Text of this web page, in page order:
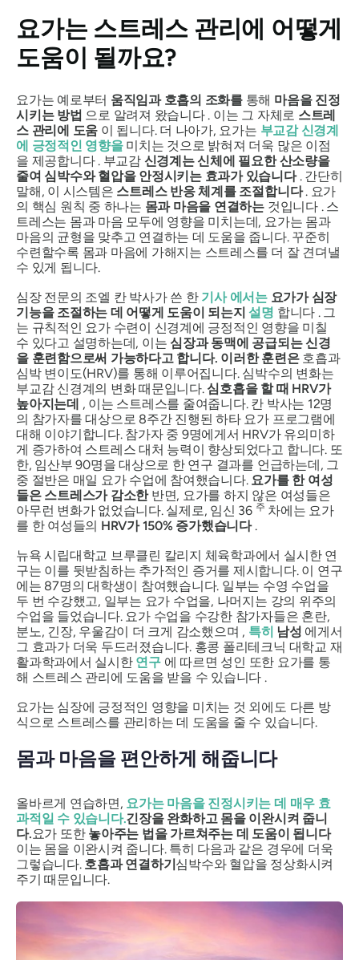
요가는 스트레스 관리에 어떻게
도움이 될까요?
요가는 예로부터 움직임과 호흡의 조화를통해 마음을 진정
시키는 방법 으로 알려져 왔습니다 . 이는 그 자체로 스트레
스 관리에 도움 이 됩니다. 더 나아가, 요가는 부교감 신경계
에 긍정적인 영향을미치는 것으로 밝혀져 더욱 많은 이점
을 제공합니다 . 부교감 신경계는 신체에 필요한 산소량을
줄여 심박수와 혈압을 안정시키는 효과가 있습니다. 간단히
말해, 이 시스템은 스트레스 반응 체계를 조절합니다. 요가
의 핵심 원칙 중 하나는 몸과 마음을 연결하는 것입니다 . 스
트레스는 몸과 마음 모두에 영향을 미치는데, 요가는 몸과
마음의 균형을 맞추고 연결하는 데 도움을 줍니다. 꾸준히
수련할수록 몸과 마음에 가해지는 스트레스를 더 잘 견뎌낼
수 있게 됩니다.
심장 전문의 조엘 칸 박사가 쓴 한 기사 에서는 요가가 심장
기능을 조절하는 데 어떻게 도움이 되는지설명 합니다 . 그
는 규칙적인 요가 수련이 신경계에 긍정적인 영향을 미칠
수 있다고 설명하는데, 이는 심장과 동맥에 공급되는 신경
을 훈련함으로써 가능하다고 합니다. 이러한 훈련은호흡과
심박 변이도(HRV)를 통해 이루어집니다. 심박수의 변화는
부교감 신경계의 변화 때문입니다. 심호흡을 할 때 HRV가
높아지는데 , 이는 스트레스를 줄여줍니다. 칸 박사는 12명
의 참가자를 대상으로 8주간 진행된 하타 요가 프로그램에
대해 이야기합니다. 참가자 중 9명에게서 HRV가 유의미하
게 증가하여 스트레스 대처 능력이 향상되었다고 합니다. 또
한, 임산부 90명을 대상으로 한 연구 결과를 언급하는데, 그
중 절반은 매일 요가 수업에 참여했습니다. 요가를 한 여성
들은 스트레스가 감소한반면, 요가를 하지 않은 여성들은
아무런 변화가 없었습니다. 실제로, 임신 36 주 차에는 요가
를 한 여성들의 HRV가 150% 증가했습니다.
뉴욕 시립대학교 브루클린 칼리지 체육학과에서 실시한 연
구는 이를 뒷받침하는 추가적인 증거를 제시합니다. 이 연구
에는 87명의 대학생이 참여했습니다. 일부는 수영 수업을
두 번 수강했고, 일부는 요가 수업을, 나머지는 강의 위주의
수업을 들었습니다. 요가 수업을 수강한 참가자들은 혼란,
분노, 긴장, 우울감이 더 크게 감소했으며 , 특히 남성 에게서
그 효과가 더욱 두드러졌습니다. 홍콩 폴리테크닉 대학교 재
활과학과에서 실시한 연구에 따르면 성인 또한 요가를 통
해 스트레스 관리에 도움을 받을 수 있습니다 .
요가는 심장에 긍정적인 영향을 미치는 것 외에도 다른 방
식으로 스트레스를 관리하는 데 도움을 줄 수 있습니다.
몸과 마음을 편안하게 해줍니다
올바르게 연습하면, 요가는 마음을 진정시키는 데 매우 효
과적일 수 있습니다.긴장을 완화하고 몸을 이완시켜 줍니
다.요가 또한 놓아주는 법을 가르쳐주는 데 도움이 됩니다
이는 몸을 이완시켜 줍니다. 특히 다음과 같은 경우에 더욱
그렇습니다. 호흡과 연결하기심박수와 혈압을 정상화시켜
주기 때문입니다.